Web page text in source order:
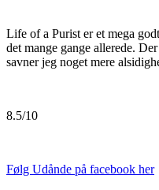
Life of a Purist er et mega
det mange gange allerede.
savner jeg noget mere
8.5/10
Følg Udånde på facebook her